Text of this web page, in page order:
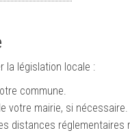
la législation locale :
commune.
votre mairie, si nécessaire.
distances réglementaires